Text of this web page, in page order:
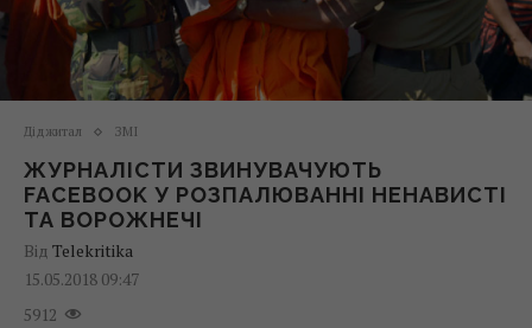
Діджитал ЗМІ
ЖУРНАЛІСТИ ЗВИНУВАЧУЮТЬ
FACEBOOK У РОЗПАЛЮВАННІ НЕНАВИСТІ
ТА ВОРОЖНЕЧІ
Від Telekritika
15.05.2018 09:47
5912